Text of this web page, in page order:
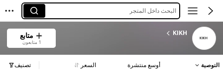
البحث داخل المتجر
KIKH متابع
1 متابعون
التوصية أوسع منتشرة السعر تصنيف